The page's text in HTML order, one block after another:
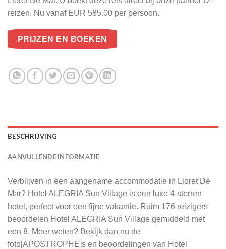
reizen. Nu vanaf EUR 585.00 per persoon.
PRIJZEN EN BOEKEN
BESCHRIJVING
AANVULLENDE INFORMATIE
Verblijven in een aangename accommodatie in Lloret De
Mar? Hotel ALEGRIA Sun Village is een luxe 4-sterren
hotel, perfect voor een fijne vakantie. Ruim 176 reizigers
beoordelen Hotel ALEGRIA Sun Village gemiddeld met
een 8. Meer weten? Bekijk dan nu de
foto[APOSTROPHE]s en beoordelingen van Hotel